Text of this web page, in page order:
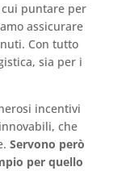
puntare per
assicurare
Con tutto
sia per i
incentivi
che
Servono però
per quello